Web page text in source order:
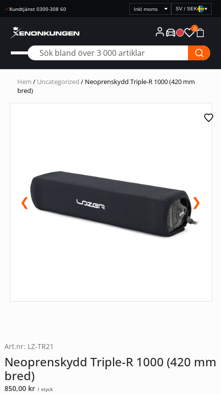
Kundtjänst 0300-308 60
Välj
prisvisning
SV / SEK ▾
0
Hem / Uncategorized / Neoprenskydd Triple-R 1000 (420 mm
bred)
❮ ❯
Art.nr: LZ-TR21
Neoprenskydd Triple-R 1000 (420 mm
bred)
850,00 kr / styck